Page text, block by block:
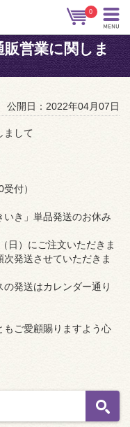
0
販営業に関しま
公開日：2022年04月07日
まして
付）
いき」単品発送のお休み
日）にご注文いただきま
発送させていただきま
発送はカレンダー通り
もご愛顧賜りますよう心